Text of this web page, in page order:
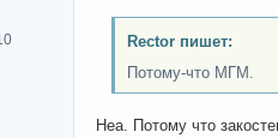
Rector пишет:
Потому-что МГМ.
Неа. Потому что